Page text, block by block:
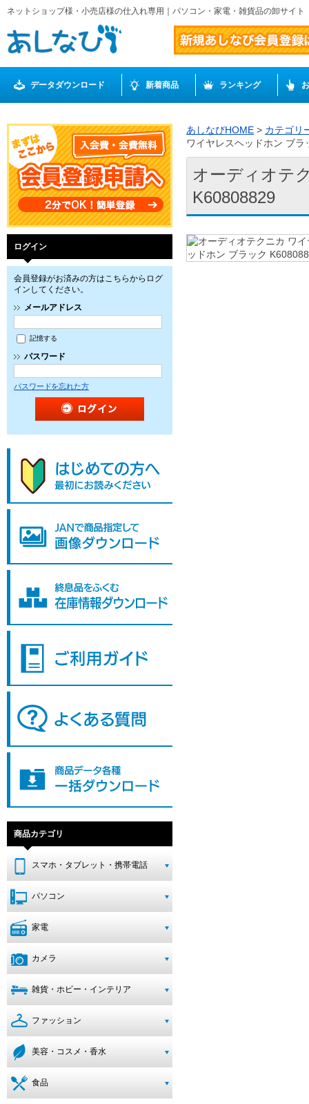
ネットショップ様・小売店様の仕入れ専用｜パソコン・家電・雑貨品の卸サイ
データダウンロード 新着商品 ランキング
ログイン
会員登録がお済みの方はこちらからログ
インしてください。
メールアドレス
記憶する
パスワード
パスワードを忘れた方
商品カテゴリ
スマホ・タブレット・携帯電話
パソコン
家電
カメラ
雑貨・ホビー・インテリア
ファッション
美容・コスメ・香水
食品
あしなびHOME > カテゴリ
ワイヤレスヘッドホン ブ
オーディオテ
K60808829